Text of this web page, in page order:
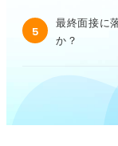
5
最終面接に
か？